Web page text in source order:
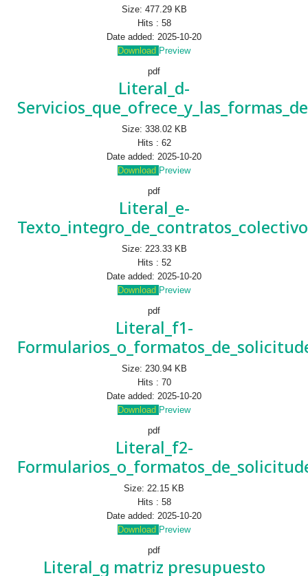
Size: 477.29 KB
Hits : 58
Date added: 2025-10-20
Download Preview
pdf
Literal_d-
Size: 338.02 KB
Hits : 62
Date added: 2025-10-20
Download Preview
pdf
Literal_e-
Size: 223.33 KB
Hits : 52
Date added: 2025-10-20
Download Preview
pdf
Literal_f1-
Size: 230.94 KB
Hits : 70
Date added: 2025-10-20
Download Preview
pdf
Literal_f2-
Size: 22.15 KB
Hits : 58
Date added: 2025-10-20
Download Preview
pdf
Literal_g matriz presupuesto